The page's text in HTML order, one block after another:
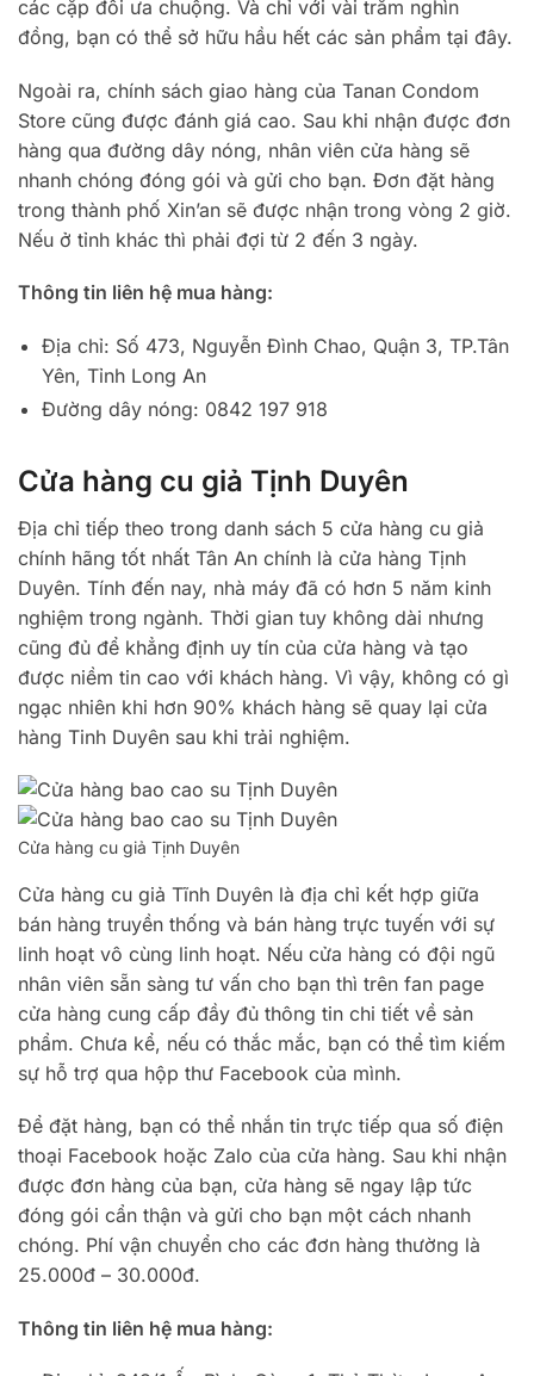
các cặp đôi ưa chuộng. Và chỉ với vài trăm nghìn
đồng, bạn có thể sở hữu hầu hết các sản phẩm tại đây.
Ngoài ra, chính sách giao hàng của Tanan Condom
Store cũng được đánh giá cao. Sau khi nhận được đơn
hàng qua đường dây nóng, nhân viên cửa hàng sẽ
nhanh chóng đóng gói và gửi cho bạn. Đơn đặt hàng
trong thành phố Xin’an sẽ được nhận trong vòng 2 giờ.
Nếu ở tỉnh khác thì phải đợi từ 2 đến 3 ngày.
Thông tin liên hệ mua hàng:
Địa chỉ: Số 473, Nguyễn Đình Chao, Quận 3, TP.Tân
Yên, Tỉnh Long An
Đường dây nóng: 0842 197 918
Cửa hàng cu giả Tịnh Duyên
Địa chỉ tiếp theo trong danh sách 5 cửa hàng cu giả
chính hãng tốt nhất Tân An chính là cửa hàng Tịnh
Duyên. Tính đến nay, nhà máy đã có hơn 5 năm kinh
nghiệm trong ngành. Thời gian tuy không dài nhưng
cũng đủ để khẳng định uy tín của cửa hàng và tạo
được niềm tin cao với khách hàng. Vì vậy, không có gì
ngạc nhiên khi hơn 90% khách hàng sẽ quay lại cửa
hàng Tinh Duyên sau khi trải nghiệm.
Cửa hàng cu giả Tịnh Duyên
Cửa hàng cu giả Tĩnh Duyên là địa chỉ kết hợp giữa
bán hàng truyền thống và bán hàng trực tuyến với sự
linh hoạt vô cùng linh hoạt. Nếu cửa hàng có đội ngũ
nhân viên sẵn sàng tư vấn cho bạn thì trên fan page
cửa hàng cung cấp đầy đủ thông tin chi tiết về sản
phẩm. Chưa kể, nếu có thắc mắc, bạn có thể tìm kiếm
sự hỗ trợ qua hộp thư Facebook của mình.
Để đặt hàng, bạn có thể nhắn tin trực tiếp qua số điện
thoại Facebook hoặc Zalo của cửa hàng. Sau khi nhận
được đơn hàng của bạn, cửa hàng sẽ ngay lập tức
đóng gói cẩn thận và gửi cho bạn một cách nhanh
chóng. Phí vận chuyển cho các đơn hàng thường là
25.000đ – 30.000đ.
Thông tin liên hệ mua hàng: